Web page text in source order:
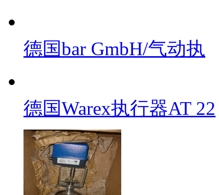
德国bar GmbH/气动执
德国Warex执行器AT 22